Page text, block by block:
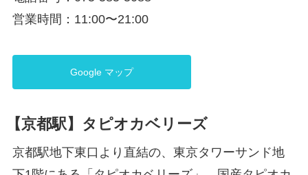
営業時間：11:00〜21:00
Google マップ
【京都駅】タピオカベリーズ
京都駅地下東口より直結の、東京タワーサンド地